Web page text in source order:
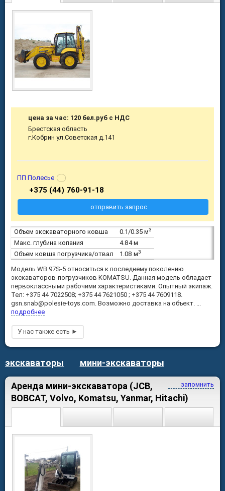
Объем экскаваторного ковша 0.1/0.35 м3
Макс. глубина копания
4.84 м
Объем ковша погрузчика/отвал
1.08 м3
Модель WB 97S-5 относиться к последнему поколению
экскаваторов-погрузчиков KOMATSU. Данная модель обладает
первоклассными рабочими характеристиками. Опытный экипаж.
Тел: +375 44 7022508; +375 44 7621050 ; +375 44 7609118.
gsn.snab@polesie-toys.com. Возможно доставка на объект. ...
подробнее
цена за час: 120 бел.руб с НДС
Брестская область
г.Кобрин ул.Советская д.141
ПП Полесье
+375 (44) 760-91-18
отправить запрос
экскаваторы мини-экскаваторы
запомнить
Аренда мини-экскаватора (JCB,
BOBCAT, Volvo, Komatsu, Yanmar, Hitachi)